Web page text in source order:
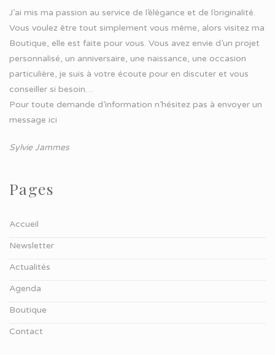
J’ai mis ma passion au service de l’élégance et de l’originalité.
Vous voulez être tout simplement vous même, alors visitez ma
Boutique, elle est faite pour vous. Vous avez envie d’un projet
personnalisé, un anniversaire, une naissance, une occasion
particulière, je suis à votre écoute pour en discuter et vous
conseiller si besoin…
Pour toute demande d’information n’hésitez pas à envoyer un
message ici
Sylvie Jammes
Pages
Accueil
Newsletter
Actualités
Agenda
Boutique
Contact